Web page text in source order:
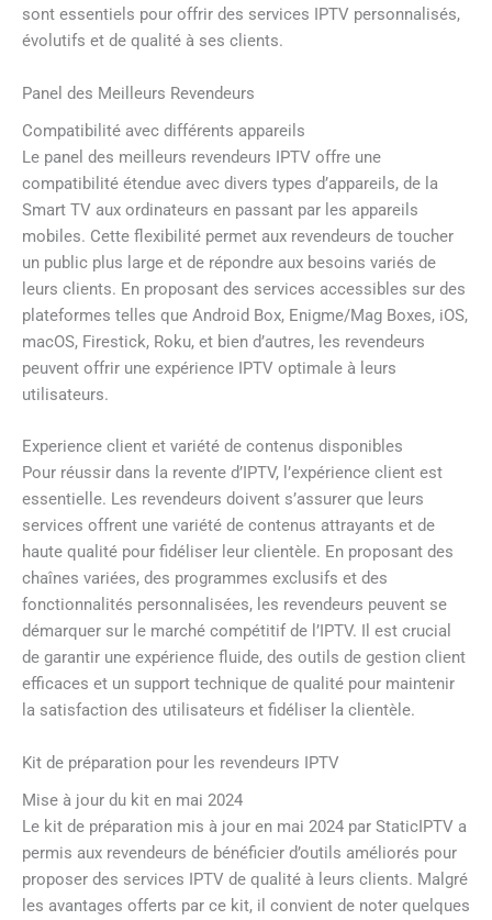
sont essentiels pour offrir des services IPTV personnalisés,
évolutifs et de qualité à ses clients.
Panel des Meilleurs Revendeurs
Compatibilité avec différents appareils
Le panel des meilleurs revendeurs IPTV offre une
compatibilité étendue avec divers types d’appareils, de la
Smart TV aux ordinateurs en passant par les appareils
mobiles. Cette flexibilité permet aux revendeurs de toucher
un public plus large et de répondre aux besoins variés de
leurs clients. En proposant des services accessibles sur des
plateformes telles que Android Box, Enigme/Mag Boxes, iOS,
macOS, Firestick, Roku, et bien d’autres, les revendeurs
peuvent offrir une expérience IPTV optimale à leurs
utilisateurs.
Experience client et variété de contenus disponibles
Pour réussir dans la revente d’IPTV, l’expérience client est
essentielle. Les revendeurs doivent s’assurer que leurs
services offrent une variété de contenus attrayants et de
haute qualité pour fidéliser leur clientèle. En proposant des
chaînes variées, des programmes exclusifs et des
fonctionnalités personnalisées, les revendeurs peuvent se
démarquer sur le marché compétitif de l’IPTV. Il est crucial
de garantir une expérience fluide, des outils de gestion client
efficaces et un support technique de qualité pour maintenir
la satisfaction des utilisateurs et fidéliser la clientèle.
Kit de préparation pour les revendeurs IPTV
Mise à jour du kit en mai 2024
Le kit de préparation mis à jour en mai 2024 par StaticIPTV a
permis aux revendeurs de bénéficier d’outils améliorés pour
proposer des services IPTV de qualité à leurs clients. Malgré
les avantages offerts par ce kit, il convient de noter quelques